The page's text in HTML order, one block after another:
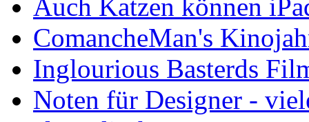
Auch Katzen können
ComancheMan's
Inglourious Basterds
Noten für Designer -